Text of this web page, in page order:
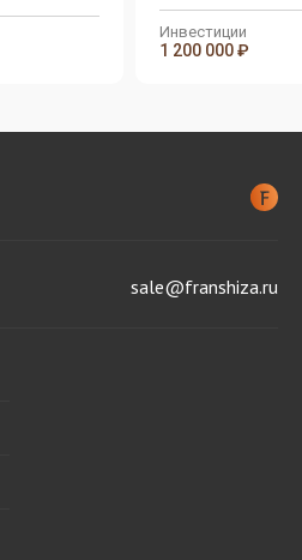
профессионалов
Инвестиции
1 200 000 ₽
sale@franshiza.ru